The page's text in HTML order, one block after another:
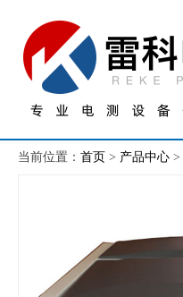
当前位置： 首页 > 产品中心 >